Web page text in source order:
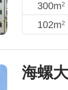
300m2
102m2
海螺